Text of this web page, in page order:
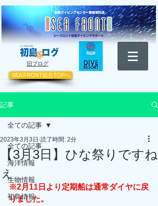
​旧ブログ
SEA FRONT総合TOPへ
記事
全ての記事
海洋情報
生物情報
初島情報
全ての記事
【3月3日】ひな祭りですね
ぇ
2023年3月3日 読了時間: 2分
※2月11日より定期船は通常ダイヤに戻
りました。